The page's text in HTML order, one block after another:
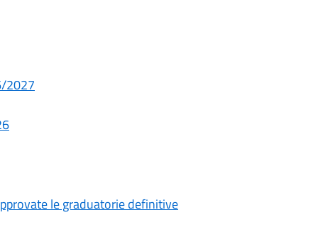
2027
le graduatorie definitive